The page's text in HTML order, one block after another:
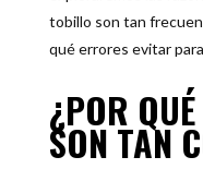
tobillo son tan
qué errores evitar
¿POR
SON TAN